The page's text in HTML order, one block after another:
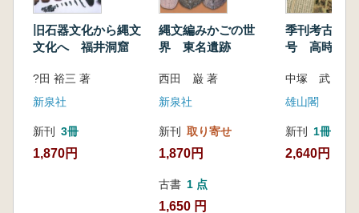
旧石器文化から縄文
文化へ 福井洞窟
?田 裕三 著
新泉社
新刊 3冊
1,870円
縄文編みかごの世
界 東名遺跡
西田 巌 著
新泉社
新刊 取り寄せ
1,870円
古書 1 点
1,650 円
季刊考古学
号 高時間分
学
中塚 武 編集
雄山閣
新刊 1冊
2,640円